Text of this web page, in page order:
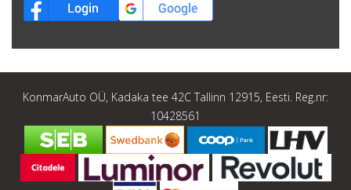
KonmarAuto OÜ, Kadaka tee 42C Tallinn 12915, Eesti. Reg.nr:
10428561